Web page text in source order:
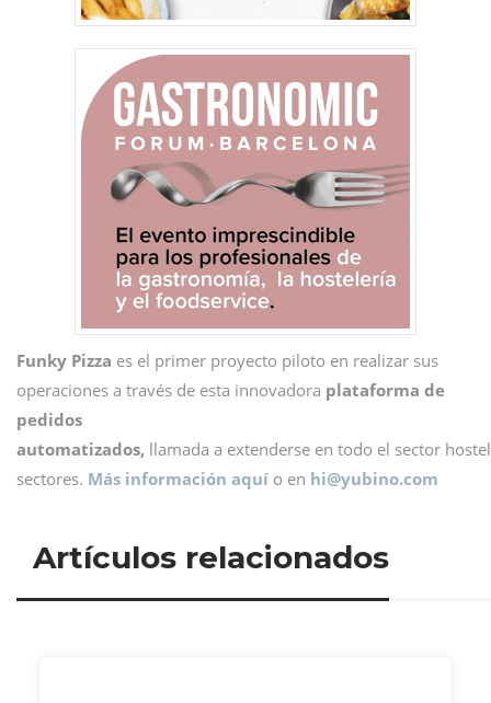
Funky Pizza es el primer proyecto piloto en realizar sus
operaciones a través de esta innovadora plataforma de
pedidos
automatizados, llamada a extenderse en todo el sector
sectores. Más información aquí o en hi@yubino.com
Artículos relacionados